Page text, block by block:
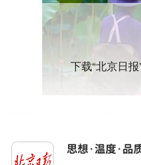
潦里村的一处岸边，74岁的包
的荷花，几个小时后就将出现
外的惊喜。
下载“北京日